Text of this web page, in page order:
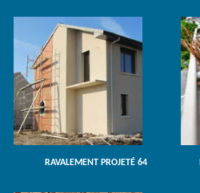
RAVALEMENT PROJETÉ 64